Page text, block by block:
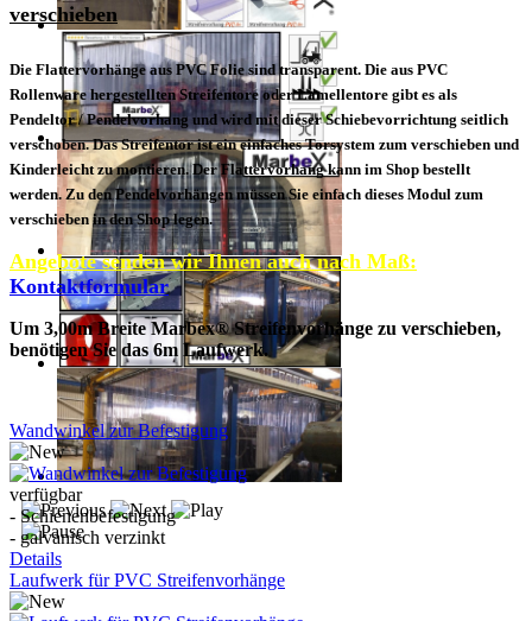
verschieben
Die Flattervorhänge aus PVC Folie sind transparent. Die aus PVC
Rollenware hergestellten Streifentore oder Lamellentore gibt es als
Pendeltor / Pendelvorhang und wird mit dieser Schiebevorrichtung seitlich
verschoben. Das Streifentor ist ein einfaches Torsystem zum verschieben und
Kinderleicht zu montieren. Der Flattervorhang kann im Shop bestellt
werden. Zu den Pendelvorhängen müssen Sie einfach dieses Modul zum
verschieben in den Shop legen.
Angebote senden wir Ihnen auch nach Maß:
Kontaktformular
Um 3,00m Breite Marbex® Streifenvorhänge zu verschieben,
benötigen Sie das 6m Laufwerk.
Wandwinkel zur Befestigung
verfügbar
- Schienenbefestigung
- galvanisch verzinkt
Details
Laufwerk für PVC Streifenvorhänge